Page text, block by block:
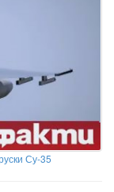
Су-35